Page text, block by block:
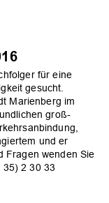
für eine
gesucht.
Marienberg im
groß­
und er
Fragen wenden Sie
35) 2 30 33